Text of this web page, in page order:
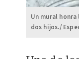
Un mural
dos hijos./